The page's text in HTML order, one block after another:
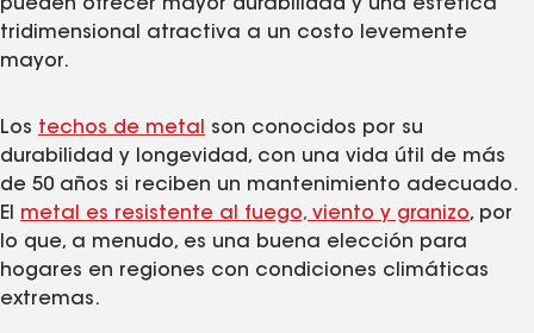
pueden ofrecer mayor durabilidad y una estética
tridimensional atractiva a un costo levemente
mayor.
Los techos de metal
son conocidos por su
durabilidad y longevidad, con una vida útil de más
de 50 años si reciben un mantenimiento adecuado.
El metal es resistente al fuego, viento y granizo, por
lo que, a menudo, es una buena elección para
hogares en regiones con condiciones climáticas
extremas.